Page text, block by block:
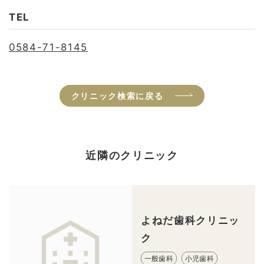
TEL
0584-71-8145
クリニック検索に戻る
近隣のクリニック
よねだ歯科クリニッ
ク
一般歯科 小児歯科